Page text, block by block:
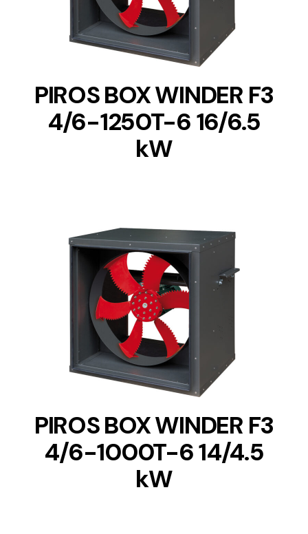
PIROS BOX WINDER F3
4/6-1250T-6 16/6.5
kW
DETAILS
PIROS BOX WINDER F3
4/6-1000T-6 14/4.5
kW